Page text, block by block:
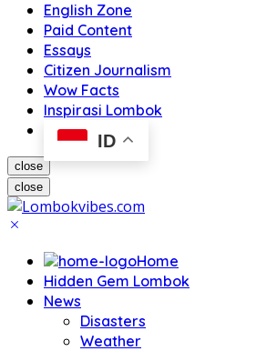
English Zone
Paid Content
Essays
Citizen Journalism
Wow Facts
Inspirasi Lombok
ID
close
close
Home
Hidden Gem Lombok
News
Disasters
Weather